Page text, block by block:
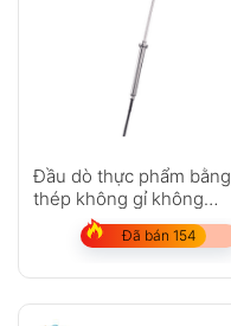
Đầu dò thực phẩm bằng
thép không gỉ không
thấm nước (TC loại K)
Đã bán 154